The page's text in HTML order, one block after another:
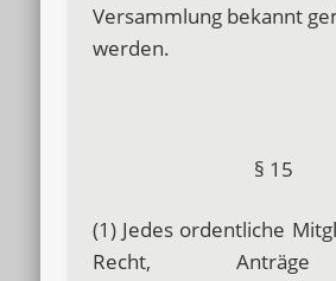
Versammlung bekannt
werden.
§ 15
(1) Jedes ordentliche
Recht,